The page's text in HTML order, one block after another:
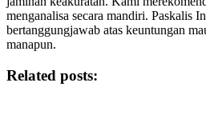
menganalisa secara mandiri. Paskalis
bertanggungjawab atas keuntungan
manapun.
Related posts: